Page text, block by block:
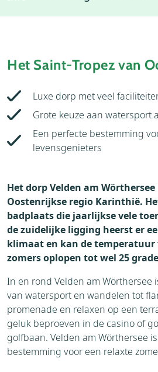
Thema's
Het Saint-Tropez van
Luxe dorp met veel
Grote keuze aan watersport
Een perfecte bestemming
levensgenieters
Het dorp Velden am
Oostenrijkse regio Karinthië.
badplaats die jaarlijkse vele
de zuidelijke ligging heerst er
klimaat en kan de temperatuur
zomers oplopen tot wel 25
In en rond Velden am Wörthersee
van watersport en wandelen tot
promenade en relaxen op een
geluk beproeven in de casino of
golfbaan. Velden am Wörthersee
bestemming voor een relaxte